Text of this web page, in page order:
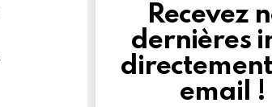
NEWSLETTER
Recevez
dernières
email !